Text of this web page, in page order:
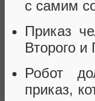
с самим
Приказ
Второго и
Робот
приказ,